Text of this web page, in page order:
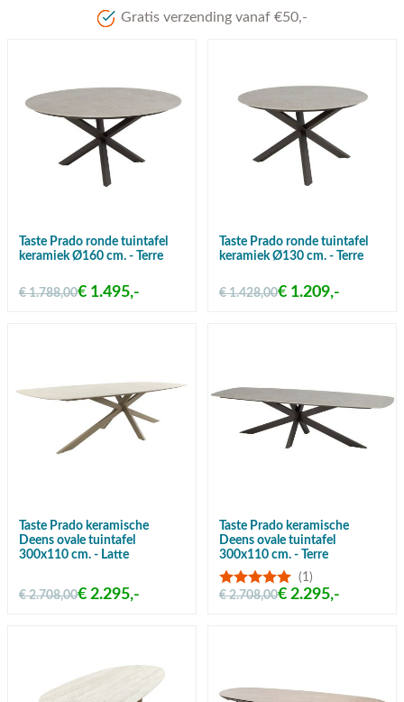
Gratis verzending vanaf €50,-
Taste Prado ronde tuintafel
keramiek Ø160 cm. - Terre
€ 1.788,00€ 1.495,-
Taste Prado ronde tuintafel
keramiek Ø130 cm. - Terre
€ 1.428,00€ 1.209,-
Taste Prado keramische
Deens ovale tuintafel
300x110 cm. - Latte
€ 2.708,00€ 2.295,-
Taste Prado keramische
Deens ovale tuintafel
300x110 cm. - Terre
(1)
€ 2.708,00€ 2.295,-